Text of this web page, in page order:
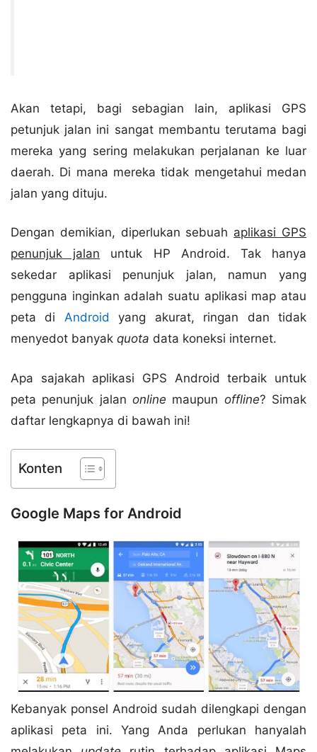
Akan tetapi, bagi sebagian lain, aplikasi GPS
petunjuk jalan ini sangat membantu terutama bagi
mereka yang sering melakukan perjalanan ke luar
daerah. Di mana mereka tidak mengetahui medan
jalan yang dituju.
Dengan demikian, diperlukan sebuah aplikasi GPS
penunjuk jalan untuk HP Android. Tak hanya
sekedar aplikasi penunjuk jalan, namun yang
pengguna inginkan adalah suatu aplikasi map atau
peta di Android yang akurat, ringan dan tidak
menyedot banyak quota data koneksi internet.
Apa sajakah aplikasi GPS Android terbaik untuk
peta penunjuk jalan online maupun offline? Simak
daftar lengkapnya di bawah ini!
Konten
Google Maps for Android
Kebanyak ponsel Android sudah dilengkapi dengan
aplikasi peta ini. Yang Anda perlukan hanyalah